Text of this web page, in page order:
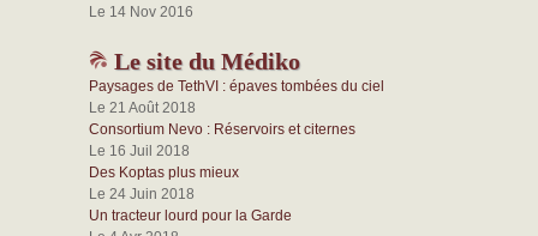
Le 14 Nov 2016
Le site du Médiko
Paysages de TethVI : épaves tombées du ciel
Le 21 Août 2018
Consortium Nevo : Réservoirs et citernes
Le 16 Juil 2018
Des Koptas plus mieux
Le 24 Juin 2018
Un tracteur lourd pour la Garde